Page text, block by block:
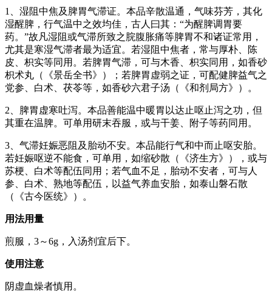
1、湿阻中焦及脾胃气滞证。本品辛散温通，气味芬芳，其化
湿醒脾，行气温中之效均佳，古人曰其：“为醒脾调胃要
药。”故凡湿阻或气滞所致之脘腹胀痛等脾胃不和诸证常用，
尤其是寒湿气滞者最为适宜。若湿阻中焦者，常与厚朴、陈
皮、枳实等同用。若脾胃气滞，可与木香、枳实同用，如香砂
枳术丸（《景岳全书》）；若脾胃虚弱之证，可配健脾益气之
党参、白术、茯苓等，如香砂六君子汤（《和剂局方》）。
2、脾胃虚寒吐泻。本品善能温中暖胃以达止呕止泻之功，但
其重在温脾。可单用研末吞服，或与干姜、附子等药同用。
3、气滞妊娠恶阻及胎动不安。本品能行气和中而止呕安胎。
若妊娠呕逆不能食，可单用，如缩砂散（《济生方》），或与
苏梗、白术等配伍同用；若气血不足，胎动不安者，可与人
参、白术、熟地等配伍，以益气养血安胎，如泰山磐石散
（《古今医统》）。
用法用量
煎服，3～6g，入汤剂宜后下。
使用注意
阴虚血燥者慎用。